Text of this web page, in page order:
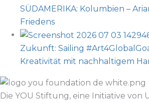
SÜDAMERIKA: Kolumbien –
Friedens
Zukunft: Sailing
Kreativität mit nachhaltigem
Die YOU Stiftung, eine Initiative von